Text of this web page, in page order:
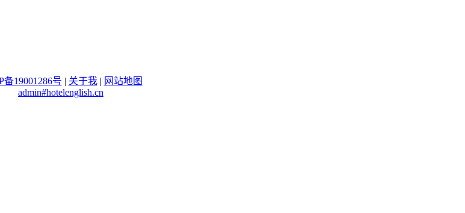
备19001286号 | 关于我 | 网站地图
admin#hotelenglish.cn